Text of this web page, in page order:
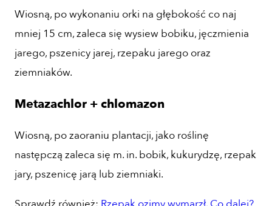
Wiosną, po wykonaniu orki na głębokość co naj
mniej 15 cm, zaleca się wysiew bobiku, jęczmienia
jarego, pszenicy jarej, rzepaku jarego oraz
ziemniaków.
Metazachlor + chlomazon
Wiosną, po zaoraniu plantacji, jako roślinę
następczą zaleca się m. in. bobik, kukurydzę, rzepak
jary, pszenicę jarą lub ziemniaki.